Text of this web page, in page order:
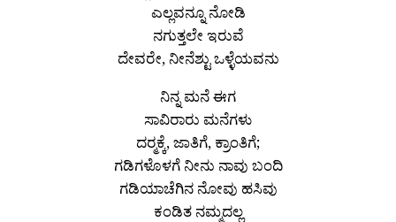
ಎಲ್ಲವನ್ನೂ ನೋಡಿ
ನಗುತ್ತಲೇ ಇರುವೆ
ದೇವರೇ, ನೀನೆಶ್ಟು ಒಳ್ಳೆಯವನು
ನಿನ್ನ ಮನೆ ಈಗ
ಸಾವಿರಾರು ಮನೆಗಳು
ದರ‍್ಮಕ್ಕೆ, ಜಾತಿಗೆ, ಕ್ರಾಂತಿಗೆ;
ಗಡಿಗಳೊಳಗೆ ನೀನು ನಾವು ಬಂದಿ
ಗಡಿಯಾಚೆಗಿನ ನೋವು ಹಸಿವು
ಕಂಡಿತ ನಮ್ಮದಲ್ಲ